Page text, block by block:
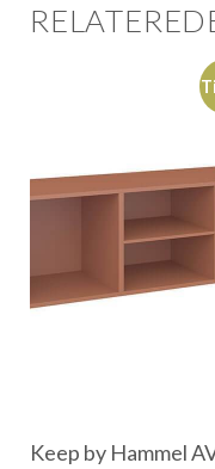
Keep by Hammel